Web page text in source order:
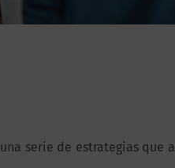
serie de estrategias que